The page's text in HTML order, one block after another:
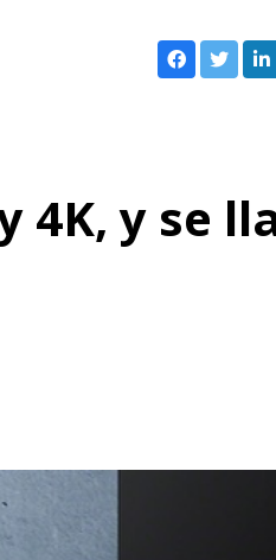
4K, y se